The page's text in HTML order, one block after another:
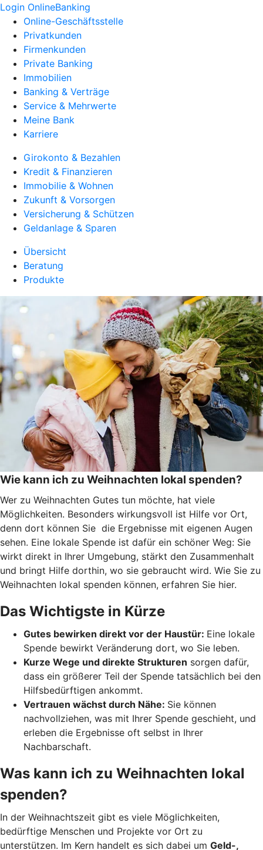
Login OnlineBanking
Online-Geschäftsstelle
Privatkunden
Firmenkunden
Private Banking
Immobilien
Banking & Verträge
Service & Mehrwerte
Meine Bank
Karriere
Girokonto & Bezahlen
Kredit & Finanzieren
Immobilie & Wohnen
Zukunft & Vorsorgen
Versicherung & Schützen
Geldanlage & Sparen
Übersicht
Beratung
Produkte
Wie kann ich zu Weihnachten lokal spenden?
Wer zu Weihnachten Gutes tun möchte, hat viele
Möglichkeiten. Besonders wirkungsvoll ist Hilfe vor Ort,
denn dort können Sie die Ergebnisse mit eigenen Augen
sehen. Eine lokale Spende ist dafür ein schöner Weg: Sie
wirkt direkt in Ihrer Umgebung, stärkt den Zusammenhalt
und bringt Hilfe dorthin, wo sie gebraucht wird. Wie Sie zu
Weihnachten lokal spenden können, erfahren Sie hier.
Das Wichtigste in Kürze
Gutes bewirken direkt vor der Haustür: Eine lokale
Spende bewirkt Veränderung dort, wo Sie leben.
Kurze Wege und direkte Strukturen sorgen dafür,
dass ein größerer Teil der Spende tatsächlich bei den
Hilfsbedürftigen ankommt.
Vertrauen wächst durch Nähe: Sie können
nachvollziehen, was mit Ihrer Spende geschieht, und
erleben die Ergebnisse oft selbst in Ihrer
Nachbarschaft.
Was kann ich zu Weihnachten lokal
spenden?
In der Weihnachtszeit gibt es viele Möglichkeiten,
bedürftige Menschen und Projekte vor Ort zu
unterstützen. Im Kern handelt es sich dabei um Geld-,